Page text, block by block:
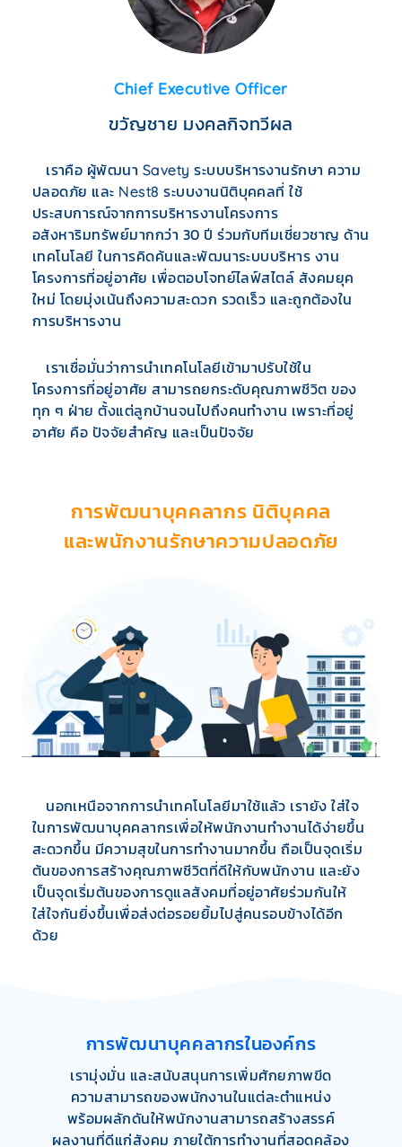
Chief Executive Officer
ขวัญชาย มงคลกิจทวีผล
เราคือ ผู้พัฒนา Savety ระบบบริหารงานรักษา ความ
ปลอดภัย และ Nest8 ระบบงานนิติบุคคลที่ ใช้
ประสบการณ์จากการบริหารงานโครงการ
อสังหาริมทรัพย์มากกว่า 30 ปี ร่วมกับทีมเชี่ยวชาญ ด้าน
เทคโนโลยี ในการคิดค้นและพัฒนาระบบบริหาร งาน
โครงการที่อยู่อาศัย เพื่อตอบโจทย์ไลฟ์สไตล์ สังคมยุค
ใหม่ โดยมุ่งเน้นถึงความสะดวก รวดเร็ว และถูกต้องใน
การบริหารงาน
เราเชื่อมั่นว่าการนำเทคโนโลยีเข้ามาปรับใช้ใน
โครงการที่อยู่อาศัย สามารถยกระดับคุณภาพชีวิต ของ
ทุก ๆ ฝ่าย ตั้งแต่ลูกบ้านจนไปถึงคนทำงาน เพราะที่อยู่
อาศัย คือ ปัจจัยสำคัญ และเป็นปัจจัย
การพัฒนาบุคคลากร นิติบุคคล
และพนักงานรักษาความปลอดภัย
นอกเหนือจากการนำเทคโนโลยีมาใช้แล้ว เรายัง ใส่ใจ
ในการพัฒนาบุคคลากรเพื่อให้พนักงานทำงานได้ง่ายขึ้น
สะดวกขึ้น มีความสุขในการทำงานมากขึ้น ถือเป็นจุดเริ่ม
ต้นของการสร้างคุณภาพชีวิตที่ดีให้กับพนักงาน และยัง
เป็นจุดเริ่มต้นของการดูแลสังคมที่อยู่อาศัยร่วมกันให้
ใส่ใจกันยิ่งขึ้นเพื่อส่งต่อรอยยิ้มไปสู่คนรอบข้างได้อีก
ด้วย
การพัฒนาบุคคลากรในองค์กร
เรามุ่งมั่น และสนับสนุนการเพิ่มศักยภาพขีด
ความสามารถของพนักงานในแต่ละตำแหน่ง
พร้อมผลักดันให้พนักงานสามารถสร้างสรรค์
ผลงานที่ดีแก่สังคม ภายใต้การทำงานที่สอดคล้อง